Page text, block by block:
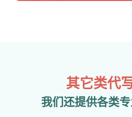
其它类代
我们还提供各类